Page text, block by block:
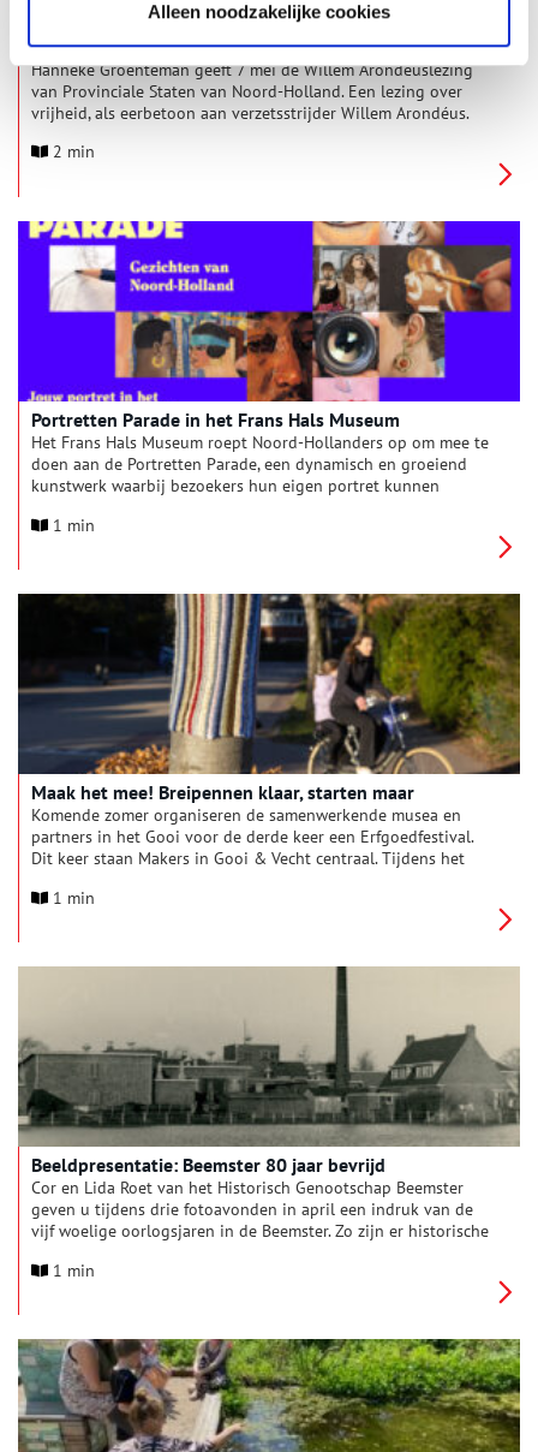
Alleen noodzakelijke cookies
Willem Arondéuslezing door Hanneke Groenteman
Hanneke Groenteman geeft 7 mei de Willem Arondéuslezing
van Provinciale Staten van Noord-Holland. Een lezing over
vrijheid, als eerbetoon aan verzetsstrijder Willem Arondéus.
2 min
Portretten Parade in het Frans Hals Museum
Het Frans Hals Museum roept Noord-Hollanders op om mee te
doen aan de Portretten Parade, een dynamisch en groeiend
kunstwerk waarbij bezoekers hun eigen portret kunnen
van de tentoonstelling Gezichten van Noord-Holland – Nieuwe
de beroemde 16de- en 17de-eeuwse portretten, die vooral de
Hollandse elite toonden, laat de tentoonstelling nu een
veelzijdiger beeld zien van de huidige bewoners van de
provincie.
1 min
Maak het mee! Breipennen klaar, starten maar
Komende zomer organiseren de samenwerkende musea en
partners in het Gooi voor de derde keer een Erfgoedfestival.
Dit keer staan Makers in Gooi & Vecht centraal. Tijdens het
plaatst extra OV-fietsen op de stations, zodat het publiek via
gemaakt, die je de weg wijzen. Daarbij is jouw hulp nodig.
1 min
Beeldpresentatie: Beemster 80 jaar bevrijd
Cor en Lida Roet van het Historisch Genootschap Beemster
geven u tijdens drie fotoavonden in april een indruk van de
vijf woelige oorlogsjaren in de Beemster. Zo zijn er historische
van woningen en tuinderijen die zijn gebombardeerd.
1 min